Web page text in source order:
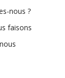
nous ?
faisons